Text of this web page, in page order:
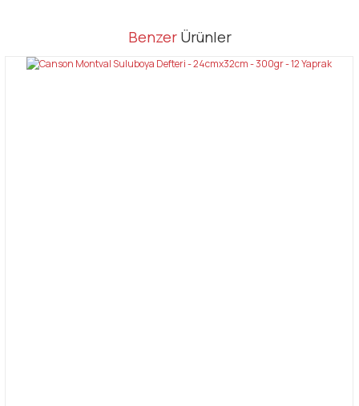
Bu ürüne ilk yorumu siz yapın!
Bu ürünün fiyat bilgisi, resim, ürün açıklamalarında ve diğer
tarafımıza iletebilirsiniz.
Benzer Ürünler